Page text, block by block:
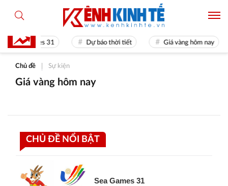
Sea Games 31 Dự báo thời tiết Giá vàng hôm nay
Chủ đề Sự kiện
Giá vàng hôm nay
CHỦ ĐỀ NỔI BẬT
Sea Games 31